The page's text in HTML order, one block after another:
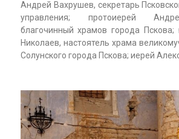
Андрей Вахрушев, секретарь
управления; протоиерей
благочинный храмов города Пскова;
Николаев, настоятель храма
Солунского города Пскова; иерей